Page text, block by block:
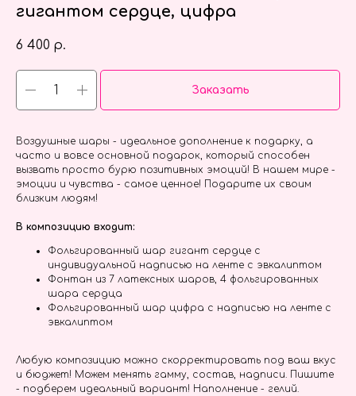
гигантом сердце, цифра
6 400 р.
Заказать
Воздушные шары - идеальное дополнение к подарку, а
часто и вовсе основной подарок, который способен
вызвать просто бурю позитивных эмоций! В нашем мире -
эмоции и чувства - самое ценное! Подарите их своим
близким людям!
В композицию входит:
Фольгированный шар гигант сердце с
индивидуальной надписью на ленте с эвкалиптом
Фонтан из 7 латексных шаров, 4 фольгированных
шара сердца
Фольгированный шар цифра с надписью на ленте с
эвкалиптом
Любую композицию можно скорректировать под ваш вкус
и бюджет! Можем менять гамму, состав, надписи. Пишите
- подберем идеальный вариант! Наполнение - гелий.